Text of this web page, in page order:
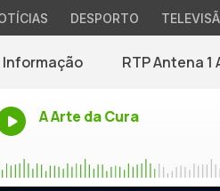
DESPORTO
Informação RTP Antena 1
A Arte da Cura